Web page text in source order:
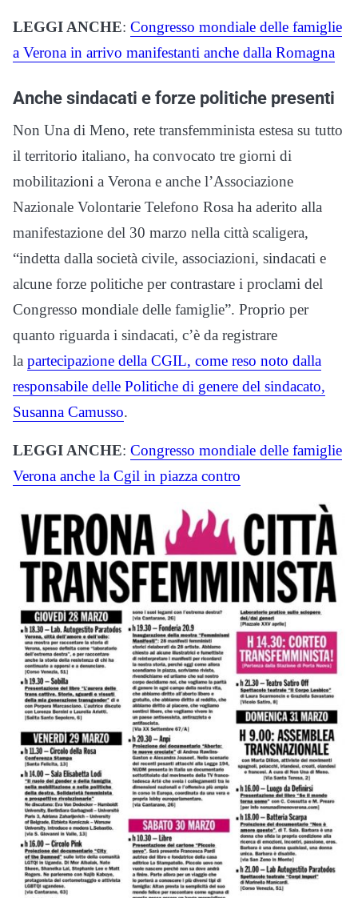
LEGGI ANCHE: Congresso mondiale delle famiglie
a Verona in arrivo manifestanti anche dalla Romagna
Anche sindacati e forze politiche presenti
Non Una di Meno, rete transfemminista estesa su tutto
il territorio italiano, ha convocato tre giorni di
mobilitazioni a Verona e anche l’Associazione
Nazionale Volontarie Telefono Rosa ha aderito alla
manifestazione del 30 marzo nella città scaligera,
“indetta dalla società civile, associazioni, sindacati e
alcune forze politiche per contrastare i proclami del
Congresso mondiale delle famiglie”. Proprio per
quanto riguarda i sindacati, c’è da registrare
la partecipazione della CGIL, come reso noto dalla
responsabile delle Politiche di genere del sindacato,
Susanna Camusso.
LEGGI ANCHE: Congresso mondiale delle famiglie
Verona anche la Cgil in piazza contro